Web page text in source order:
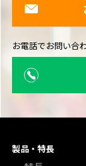
お電話でお問い合
製品・特長